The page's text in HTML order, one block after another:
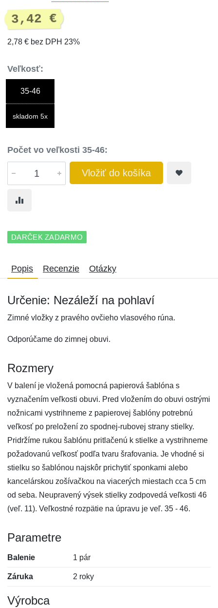
3,42 €
2,78 € bez DPH 23%
Veľkosť:
35-46
skladom 5x
Počet vo veľkosti 35-46:
Vložiť do košíka
DARČEK ZADARMO
Popis Recenzie Otázky
Určenie: Nezáleží na pohlaví
Zimné vložky z pravého ovčieho vlasového rúna.
Odporúčame do zimnej obuvi.
Rozmery
V balení je vložená pomocná papierová šablóna s
vyznačením veľkosti obuvi. Pred vložením do obuvi ostrými
nožnicami vystrihneme z papierovej šablóny potrebnú
veľkosť po preložení zo spodnej-rubovej strany stielky.
Pridržíme rukou šablónu pritlačenú k stielke a vystrihneme
požadovanú veľkosť podľa tvaru šrafovania. Je vhodné si
stielku so šablónou najskôr prichytiť sponkami alebo
kancelárskou zošívačkou na viacerých miestach cca 5 cm
od seba. Neupravený výsek stielky zodpovedá veľkosti 46
(veľ. 11). Veľkostné rozpätie na úpravu je veľ. 35 - 46.
Parametre
Balenie 1 pár
Záruka 2 roky
Výrobca